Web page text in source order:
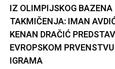
IZ OLIMPIJSKOG
TAKMIČENJA: IMAN
KENAN DRAČIĆ
EVROPSKOM
IGRAMA